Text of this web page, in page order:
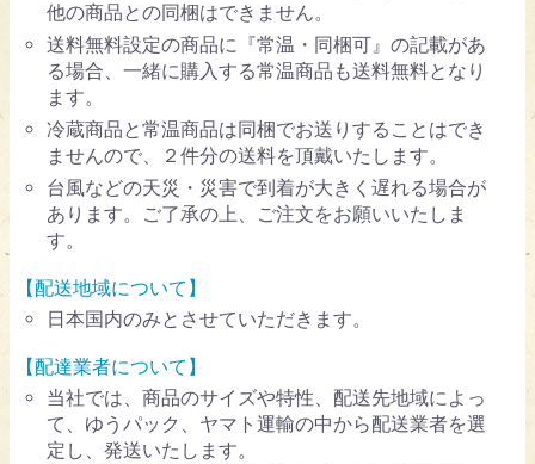
他の商品との同梱はできません。
送料無料設定の商品に『常温・同梱可』の記載があ
る場合、一緒に購入する常温商品も送料無料となり
ます。
冷蔵商品と常温商品は同梱でお送りすることはでき
ませんので、２件分の送料を頂戴いたします。
台風などの天災・災害で到着が大きく遅れる場合が
あります。ご了承の上、ご注文をお願いいたしま
す。
【配送地域について】
日本国内のみとさせていただきます。
【配達業者について】
当社では、商品のサイズや特性、配送先地域によっ
て、ゆうパック、ヤマト運輸の中から配送業者を選
定し、発送いたします。